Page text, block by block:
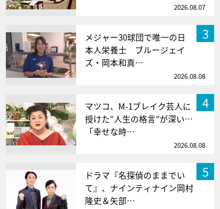
2026.08.07
3
メジャー30球団で唯一の日
本人栄養士 ブルージェイ
ズ・岡本和真…
2026.08.08
4
マツコ、M-1ブレイク芸人に
授けた“人生の格言”が深い…
「幸せな時…
2026.08.08
5
ドラマ『名探偵のままでい
て』、ナインティナイン岡村
隆史＆矢部…